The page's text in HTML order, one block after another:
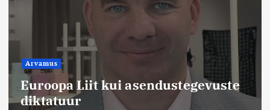
Arvamus
Euroopa Liit kui asendustegevuste
diktatuur